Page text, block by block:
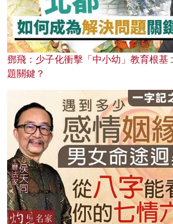
鄧飛：少子化衝擊「中小幼」教育根基
題關鍵？